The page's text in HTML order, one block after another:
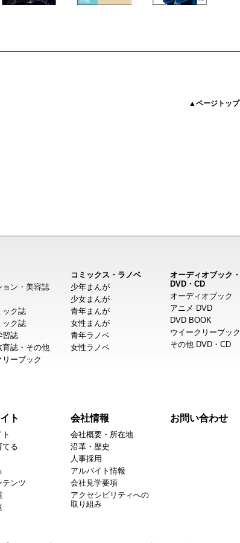
▲ページトップ
ョン・美容誌
ック誌
ック誌
習誌
育誌・その他
リーブック
コミックス・ラノベ
少年まんが
少女まんが
青年まんが
女性まんが
青年ラノベ
女性ラノベ
オーディオブック・
DVD・CD
オーディオブック
アニメ DVD
DVD BOOK
ウイークリーブック
その他 DVD・CD
ト
てる
テンツ
会社情報
会社概要・所在地
沿革・歴史
人事採用
アルバイト情報
会社見学要項
アクセシビリティへの
取り組み
お問い合わせ